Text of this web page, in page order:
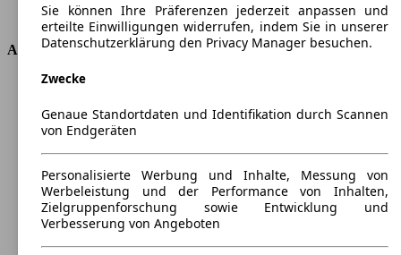
Antriebsart
Vorderradantrieb
Abmessungen
Länge
Höhe
1905 mm
Breite
Max. Zuladung
Türen
5
Sitze
5
Dachlast
-
Sie können Ihre Präferenzen jederzeit anpassen und
erteilte Einwilligungen widerrufen, indem Sie in unserer
Datenschutzerklärung den Privacy Manager besuchen.
Zwecke
Genaue Standortdaten und Identifikation durch Scannen
von Endgeräten
Personalisierte Werbung und Inhalte, Messung von
Werbeleistung und der Performance von Inhalten,
Zielgruppenforschung sowie Entwicklung und
Verbesserung von Angeboten